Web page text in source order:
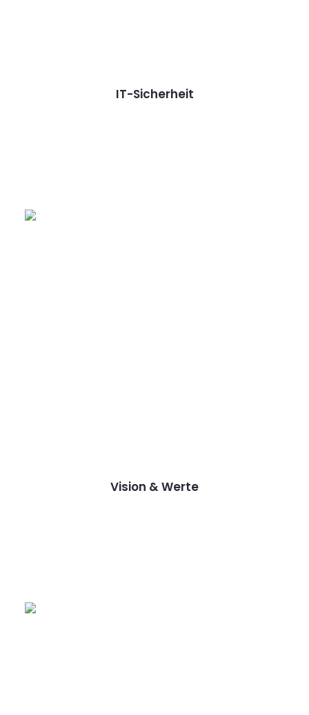
IT-Sicherheit
Vision & Werte